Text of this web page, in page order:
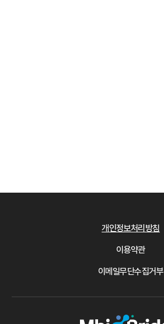
개인정보처리방침
이용약관
이메일무단수집거부